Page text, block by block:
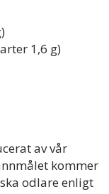
1,6 g)
av vår
kommer
odlare enligt